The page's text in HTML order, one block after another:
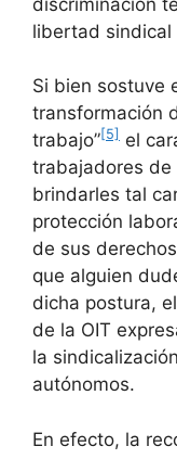
libertad sindical
Si bien sostuve
transformación
trabajo”[5] el
trabajadores de
brindarles tal
protección
de sus
que alguien
dicha postura,
de la OIT
la
autónomos.
En efecto, la